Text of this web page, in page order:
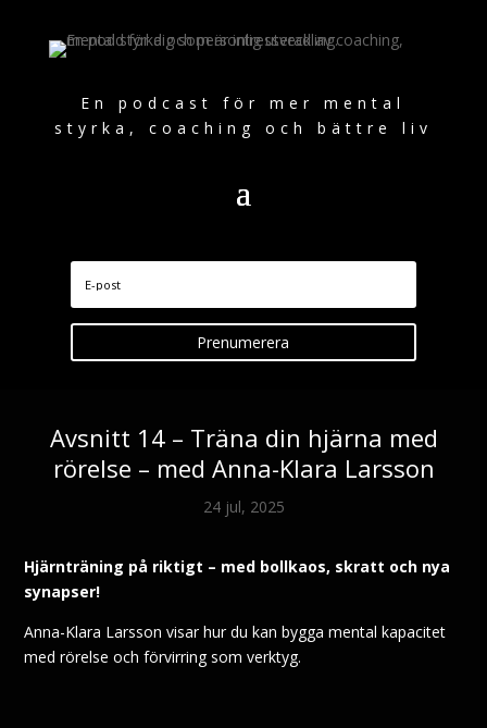
En podcast för mer mental
styrka, coaching och bättre liv
Prenumerera
Avsnitt 14 – Träna din hjärna med
rörelse – med Anna-Klara Larsson
24 jul, 2025
Hjärnträning på riktigt – med bollkaos, skratt och nya
synapser!
Anna-Klara Larsson visar hur du kan bygga mental kapacitet
med rörelse och förvirring som verktyg.